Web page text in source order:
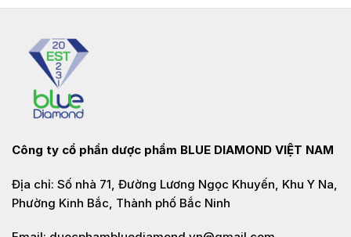
Công ty cổ phần dược phẩm BLUE DIAMOND VIỆT NAM
Địa chỉ: Số nhà 71, Đường Lương Ngọc Khuyến, Khu Y Na,
Phường Kinh Bắc, Thành phố Bắc Ninh